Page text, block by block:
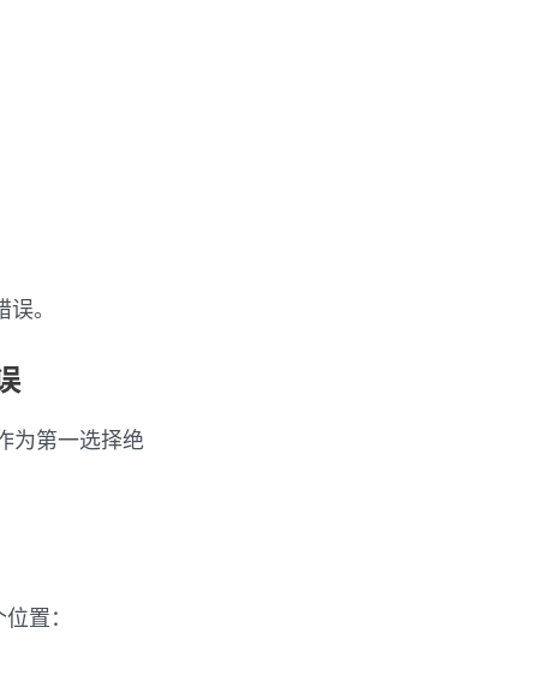
。
为第一选择绝
置：